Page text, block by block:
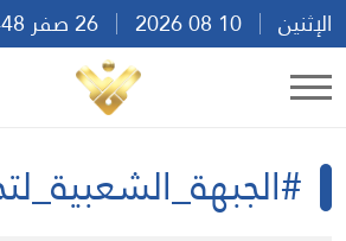
10 08 2026 26 صفر 1448